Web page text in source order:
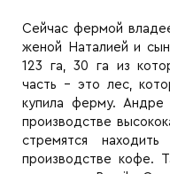
Сейчас фермой
женой Наталией и
123 га, 30 га из
часть - это лес,
купила ферму. Андре
производстве
стремятся
производстве кофе.